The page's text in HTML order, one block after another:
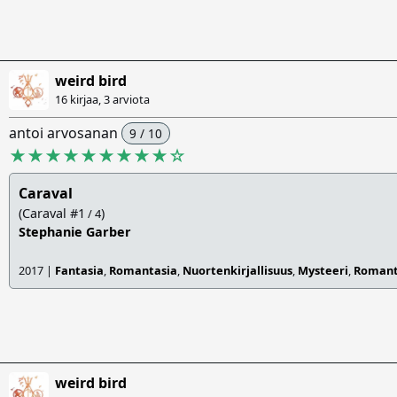
weird bird
16 kirjaa, 3 arviota
antoi arvosanan 9 / 10
★★★★★★★★★☆
Caraval
(Caraval #1 / 4)
Stephanie Garber
2017 | Fantasia, Romantasia, Nuortenkirjallisuus, Mysteeri,
weird bird